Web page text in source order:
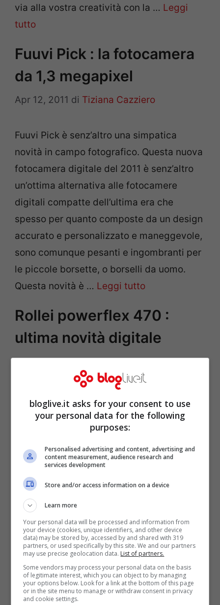
via alla vostra creatività con la … Leggi
tutto
Fuuvi Pick : la fotocamera
da 1,3 megapixel
Apr 12, 2011 di Tiziana Cazziero
Fuuvi Pick è senz’altro una simpatica
novità in campo fotografico. Questa nuova
fotocamera digitale del 2011 è senz’altro
un’ottima alternativa alle fotocamere
digitali compatte dell’ultima era che
spesso per quanto composte da un design
accurato e personalizzato e maneggevole,
sono comunque pesanti e ingombranti per
le piccole borsette, o borselli da uomo.
Questa novità è … Leggi tutto
Rollei powerflex 470 :
ultima novità digitale
Mar 12, 2011 diTiziana Cazziero
ritardo alle altre aziende fotografiche che
hanno presentato nel nuovo anno 2011,
tanti e innovativi modelli di fotocamere
digitali. Arriva in questo nuovo anno con
l’introduzione nel mercato fotografico
dell’innovativa Rollei powerflex 470.
Questa fotocamera digitale rispecchia un
po’ il vecchio stile retrò del passato, ma
l’azienda …Leggi tutto
Sony fotocamera Cyber-
Shot W520
bloglive.it asks for your consent to use
your personal data for the following
purposes:
Personalised advertising and content, advertising and
content measurement, audience research and
services development
Store and/or access information on a device
Learn more
Your personal data will be processed and information from
your device (cookies, unique identifiers, and other device
data) may be stored by, accessed by and shared with 319
partners, or used specifically by this site. We and our partners
may use precise geolocation data. List of partners.
Some vendors may process your personal data on the basis
of legitimate interest, which you can object to by managing
your options below. Look for a link at the bottom of this page
or in the site menu to manage or withdraw consent in privacy
and cookie settings.